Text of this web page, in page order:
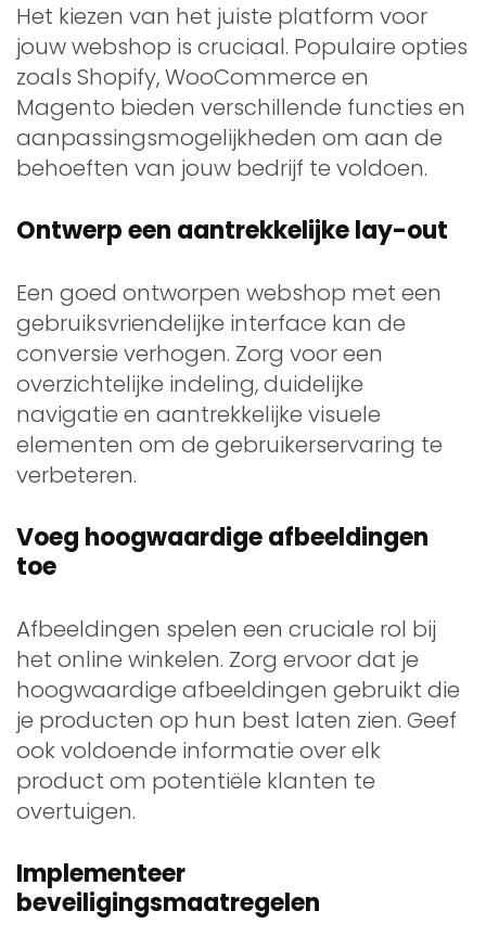
Het kiezen van het juiste platform voor
jouw webshop is cruciaal. Populaire opties
zoals Shopify, WooCommerce en
Magento bieden verschillende functies en
aanpassingsmogelijkheden om aan de
behoeften van jouw bedrijf te voldoen.
Ontwerp een aantrekkelijke lay-out
Een goed ontworpen webshop met een
gebruiksvriendelijke interface kan de
conversie verhogen. Zorg voor een
overzichtelijke indeling, duidelijke
navigatie en aantrekkelijke visuele
elementen om de gebruikerservaring te
verbeteren.
Voeg hoogwaardige afbeeldingen
toe
Afbeeldingen spelen een cruciale rol bij
het online winkelen. Zorg ervoor dat je
hoogwaardige afbeeldingen gebruikt die
je producten op hun best laten zien. Geef
ook voldoende informatie over elk
product om potentiële klanten te
overtuigen.
Implementeer
beveiligingsmaatregelen